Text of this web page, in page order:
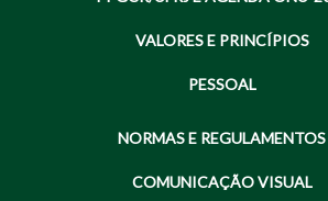
VALORES E PRINCÍPIOS
PESSOAL
NORMAS E REGULAMENTOS
COMUNICAÇÃO VISUAL